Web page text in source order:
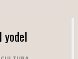
yodel